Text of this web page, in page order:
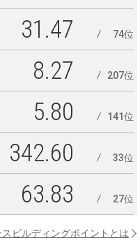
31.47 74位
8.27 207位
5.80 141位
342.60 33位
63.83 27位
スビルディングポイントとは